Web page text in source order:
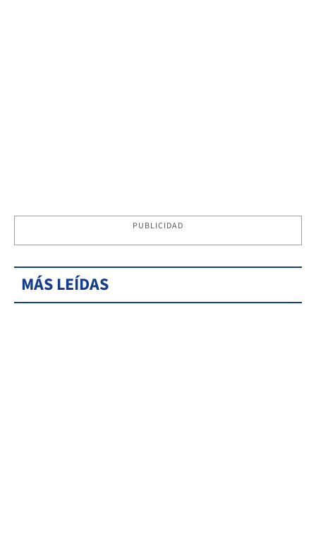
PUBLICIDAD
MÁS LEÍDAS